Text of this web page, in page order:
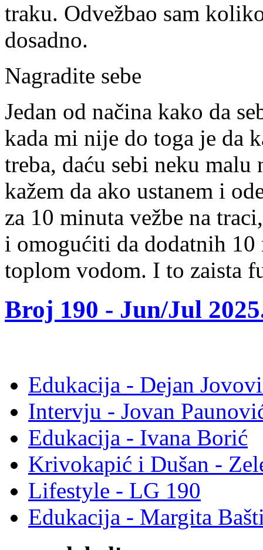
traku. Odvežbao sam
dosadno.
Nagradite sebe
Jedan od načina kako da
kada mi nije do toga je da
treba, daću sebi neku malu
kažem da ako ustanem i
za 10 minuta vežbe na
i omogućiti da dodatnih 10
toplom vodom. I to zaista
Broj 190 - Jun/Jul
Edukacija - Dejan
Intervju - Jovan
Edukacija - Ivana Borić
Krivokapić i Dušan -
Lifestyle - LG 190
Edukacija - Margita